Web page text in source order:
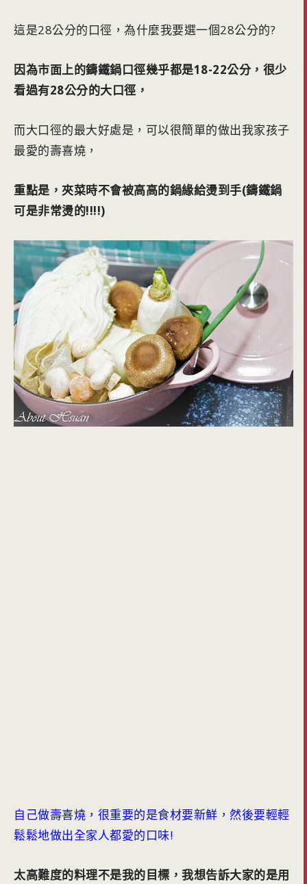
這是28公分的口徑，為什麼我要選一個28公分的?
因為市面上的鑄鐵鍋口徑幾乎都是18-22公分，很少
看過有28公分的大口徑，
而大口徑的最大好處是，可以很簡單的做出我家孩子
最愛的壽喜燒，
重點是，夾菜時不會被高高的鍋緣給燙到手(鑄鐵鍋
可是非常燙的!!!!)
自己做壽喜燒，很重要的是食材要新鮮，然後要輕輕
鬆鬆地做出全家人都愛的口味!
太高難度的料理不是我的目標，我想告訴大家的是用